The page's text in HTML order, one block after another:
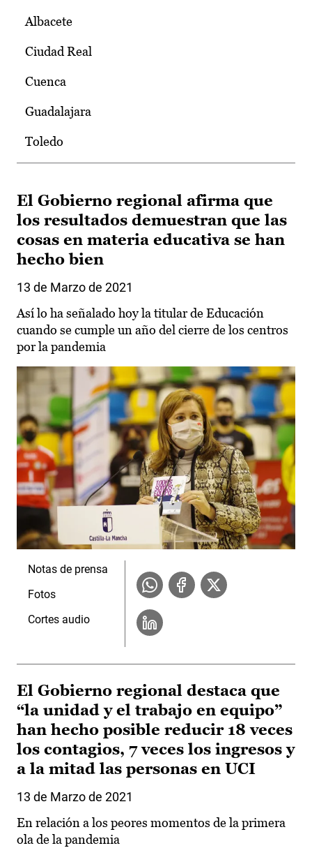
Albacete
Ciudad Real
Cuenca
Guadalajara
Toledo
El Gobierno regional afirma que
los resultados demuestran que las
cosas en materia educativa se han
hecho bien
13 de Marzo de 2021
Así lo ha señalado hoy la titular de Educación
cuando se cumple un año del cierre de los centros
por la pandemia
Notas de prensa
Fotos
Cortes audio
El Gobierno regional destaca que
“la unidad y el trabajo en equipo”
han hecho posible reducir 18 veces
los contagios, 7 veces los ingresos y
a la mitad las personas en UCI
13 de Marzo de 2021
En relación a los peores momentos de la primera
ola de la pandemia